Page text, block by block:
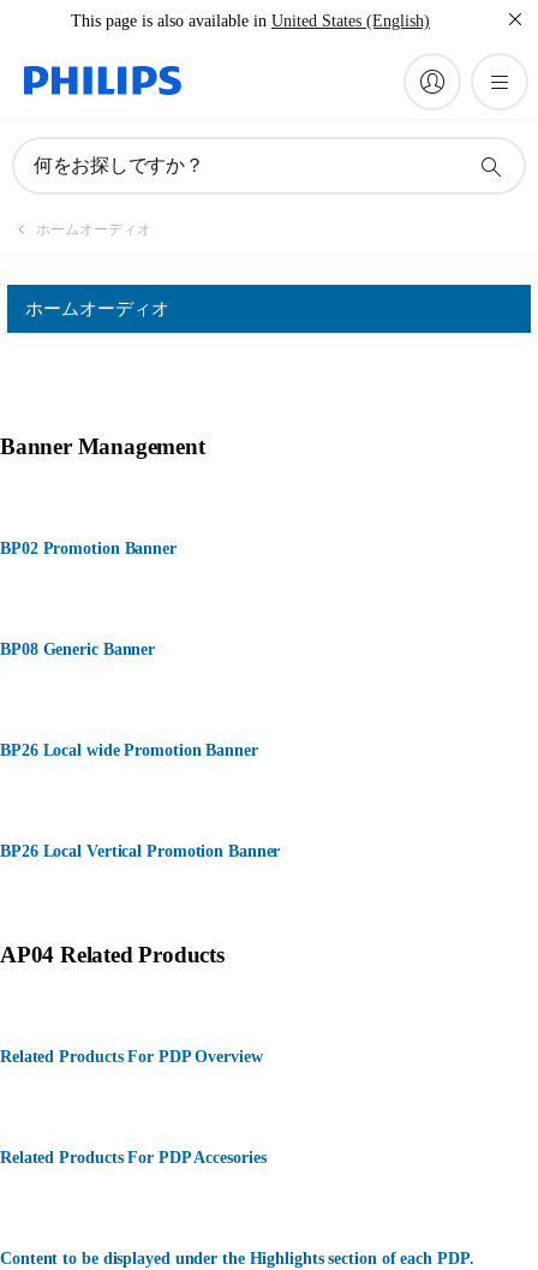
This page is also available in United States (English)
何をお探しですか？
ホームオーディオ
ホームオーディオ
Banner Management
BP02 Promotion Banner
BP08 Generic Banner
BP26 Local wide Promotion Banner
BP26 Local Vertical Promotion Banner
AP04 Related Products
Related Products For PDP Overview
Related Products For PDP Accesories
Content to be displayed under the Highlights section of each PDP.